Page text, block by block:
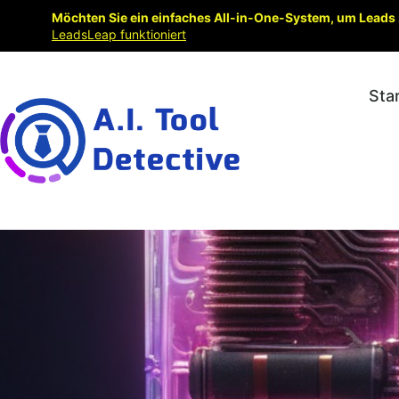
Möchten Sie ein einfaches All-in-One-System, um
LeadsLeap funktioniert